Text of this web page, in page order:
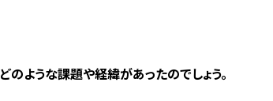
どのような課題や経緯があったのでしょう。